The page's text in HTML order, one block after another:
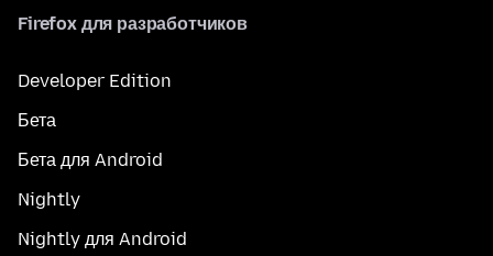
Firefox для разработчиков
Developer Edition
Бета
Бета для Android
Nightly
Nightly для Android